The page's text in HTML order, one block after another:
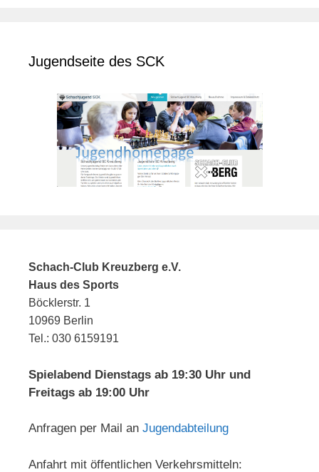
Jugendseite des SCK
Schach-Club Kreuzberg e.V.
Haus des Sports
Böcklerstr. 1
10969 Berlin
Tel.: 030 6159191
Spielabend Dienstags ab 19:30 Uhr und
Freitags ab 19:00 Uhr
Anfragen per Mail an Jugendabteilung
Anfahrt mit öffentlichen Verkehrsmitteln: